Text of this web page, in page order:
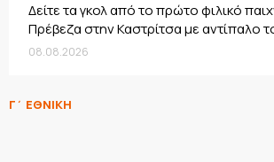
Δείτε τα γκολ από το πρώτο φιλικό
Πρέβεζα στην Καστρίτσα με αντίπαλο
08.08.2026
Γ΄ ΕΘΝΙΚΗ